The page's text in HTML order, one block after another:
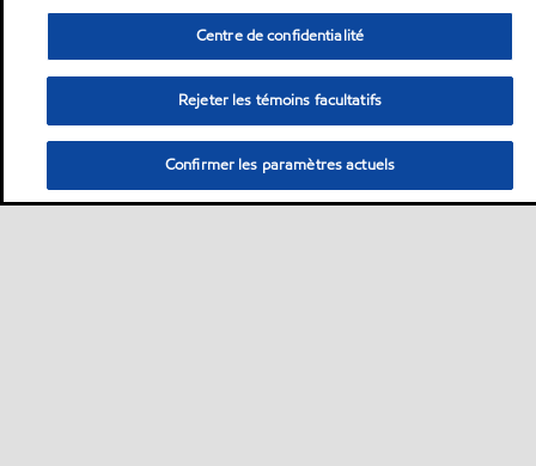
Centre de confidentialité
Rejeter les témoins facultatifs
Confirmer les paramètres actuels